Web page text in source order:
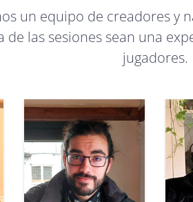
un equipo de creadores
las sesiones sean una
jugadores.